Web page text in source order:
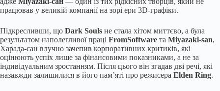
працював у великій компанії на зорі ери 3D-графіки.
Підкресливши, що Dark Souls не стала хітом миттєво, а була
результатом наполегливої праці FromSoftware та Miyazaki-san,
Харада-сан влучно зачепив корпоративних критиків, які
оцінюють успіх лише за фінансовими показниками, а не за
індивідуальним зростанням. Після цього він згадав дві речі, які
назавжди залишилися в його пам’яті про режисера Elden Ring.